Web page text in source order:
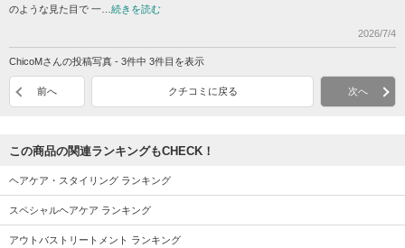
のような見た目で 一… 続きを読む
2026/7/4
ChicoMさんの投稿写真 - 3件中 3件目を表示
前へ クチコミに戻る 次へ
この商品の関連ランキングもCHECK！
ヘアケア・スタイリング ランキング
スペシャルヘアケア ランキング
アウトバストリートメント ランキング